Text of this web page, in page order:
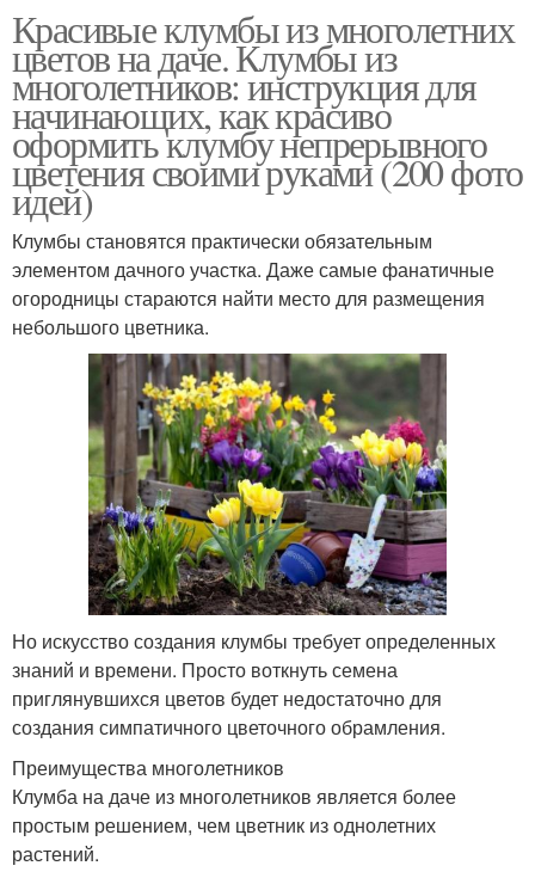
Красивые клумбы из многолетних
цветов на даче. Клумбы из
многолетников: инструкция для
начинающих, как красиво
оформить клумбу непрерывного
цветения своими руками (200 фото
идей)
Клумбы становятся практически обязательным
элементом дачного участка. Даже самые фанатичные
огородницы стараются найти место для размещения
небольшого цветника.
Но искусство создания клумбы требует определенных
знаний и времени. Просто воткнуть семена
приглянувшихся цветов будет недостаточно для
создания симпатичного цветочного обрамления.
Преимущества многолетников
Клумба на даче из многолетников является более
простым решением, чем цветник из однолетних
растений.